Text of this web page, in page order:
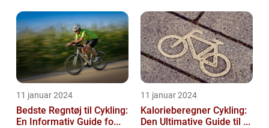
11 januar 2024
Bedste Regntøj til Cykling:
En Informativ Guide fo...
11 januar 2024
Kalorieberegner Cykling:
Den Ultimative Guide til ...